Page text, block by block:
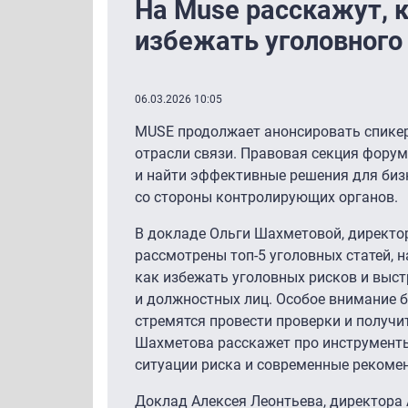
На Muse расскажут,
избежать
06.03.2026 10:05
MUSE продолжает анонсировать
отрасли связи. Правовая секция
и найти эффективные решения для
со стороны контролирующих органов.
В докладе Ольги Шахметовой,
рассмотрены топ-5 уголовных статей,
как избежать уголовных рисков и
и должностных лиц. Особое внимание
стремятся провести проверки и
Шахметова расскажет про
ситуации риска и современные
Доклад Алексея Леонтьева,